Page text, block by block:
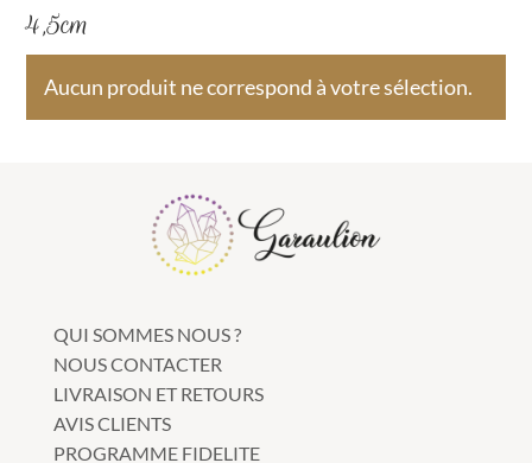
4,5cm
Aucun produit ne correspond à votre sélection.
QUI SOMMES NOUS ?
NOUS CONTACTER
LIVRAISON ET RETOURS
AVIS CLIENTS
PROGRAMME FIDELITE